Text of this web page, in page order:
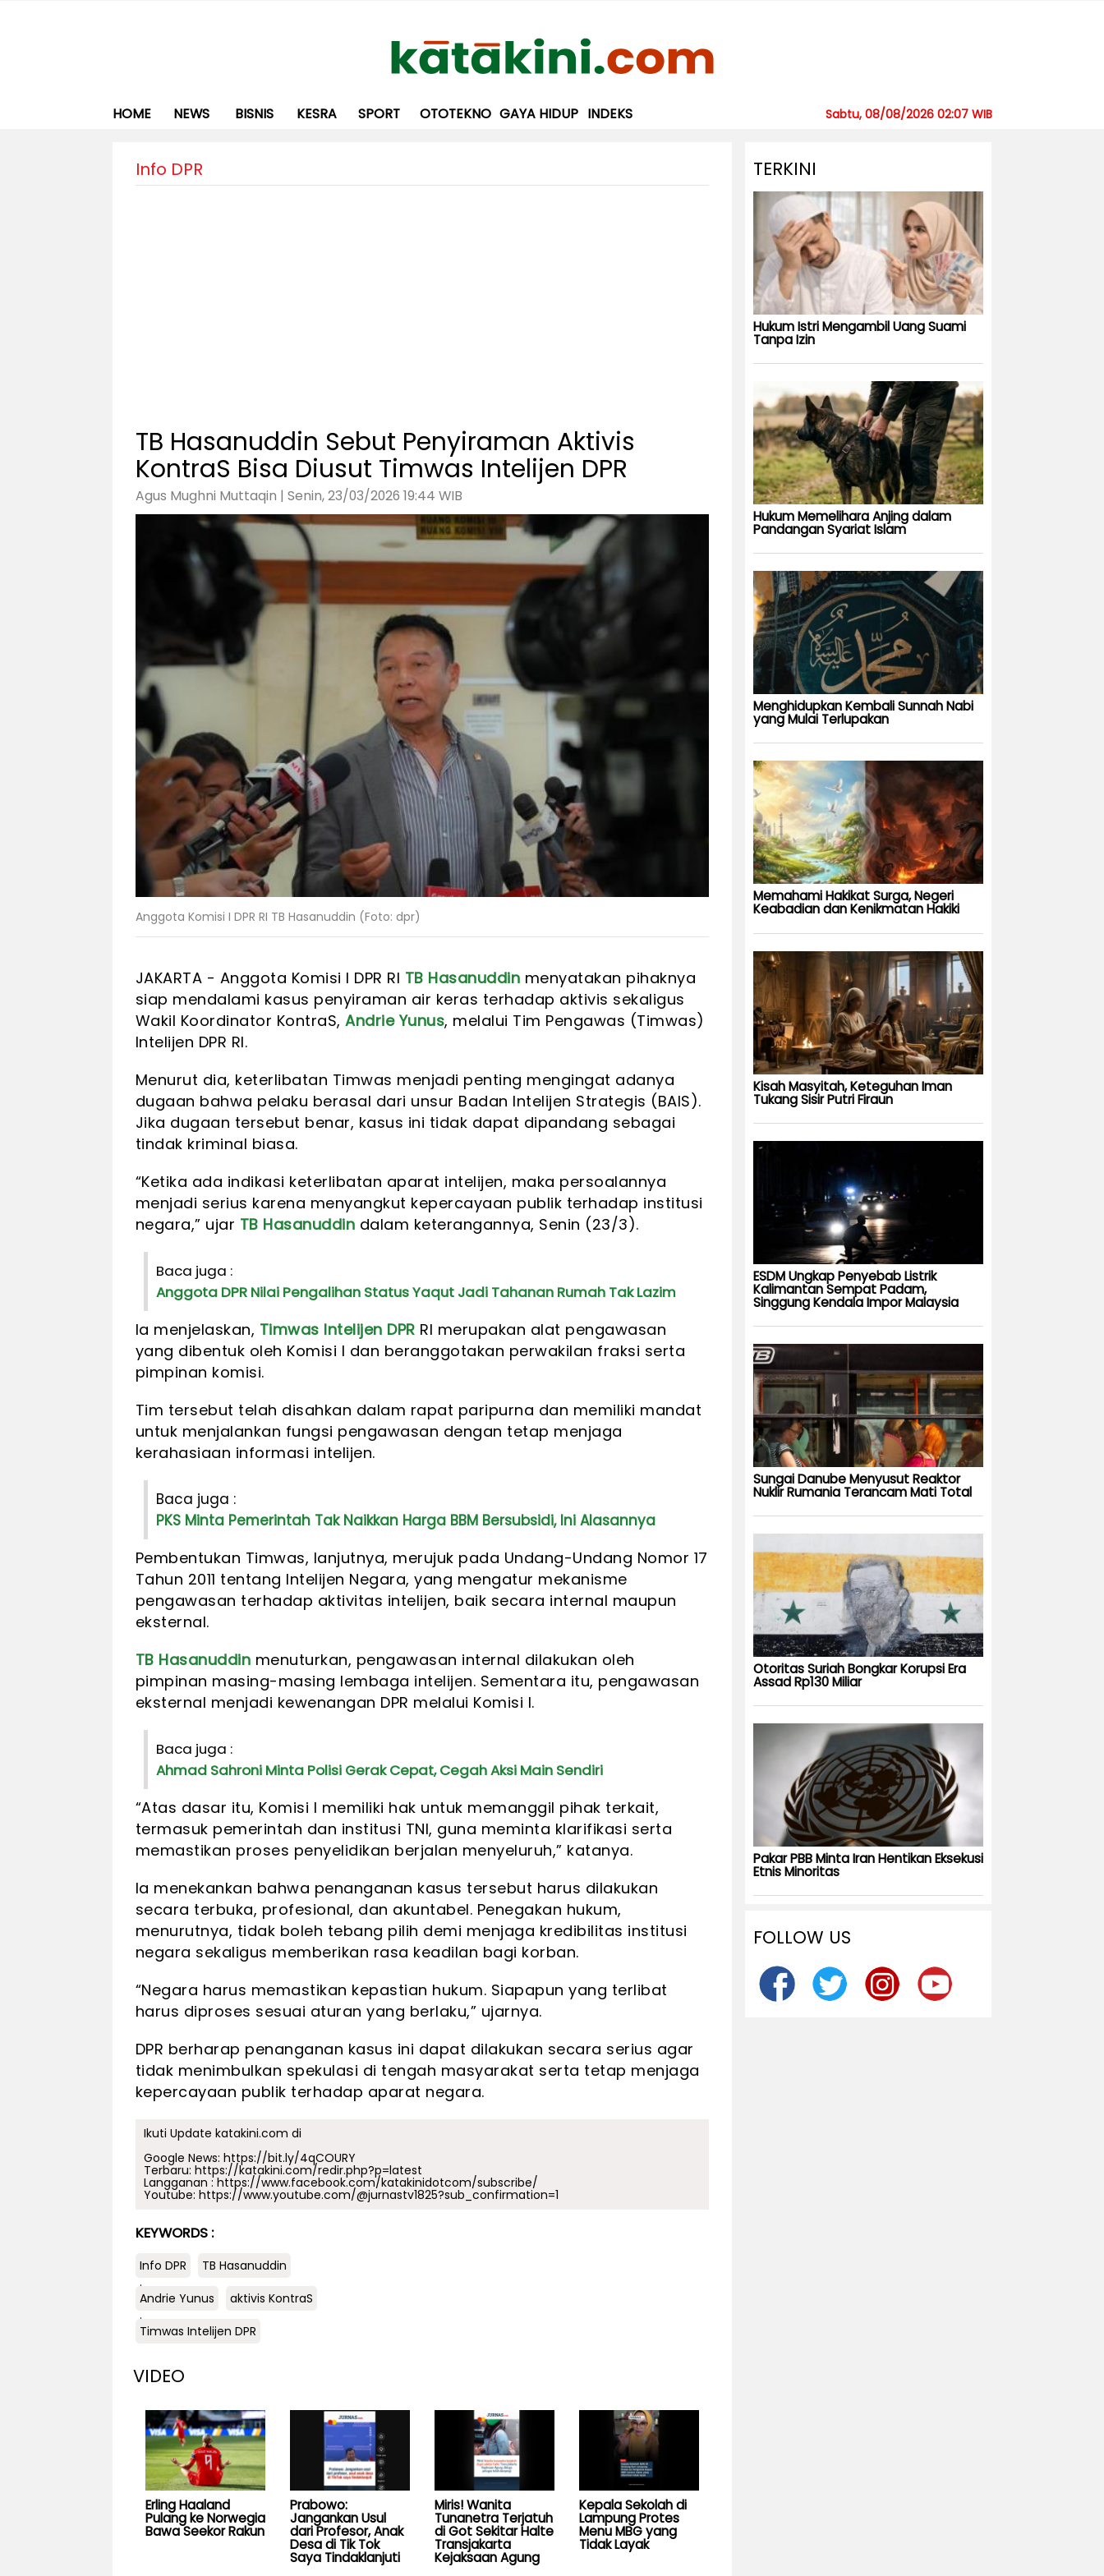
HOME NEWS BISNIS KESRA SPORT OTOTEKNO GAYA HIDUP INDEKS Sabtu, 08/08/2026 02:07 WIB
Info DPR
TB Hasanuddin Sebut Penyiraman Aktivis
KontraS Bisa Diusut Timwas Intelijen DPR
Agus Mughni Muttaqin | Senin, 23/03/2026 19:44 WIB
Anggota Komisi I DPR RI TB Hasanuddin (Foto: dpr)
JAKARTA - Anggota Komisi I DPR RI TB Hasanuddin menyatakan pihaknya
siap mendalami kasus penyiraman air keras terhadap aktivis sekaligus
Wakil Koordinator KontraS, Andrie Yunus, melalui Tim Pengawas (Timwas)
Intelijen DPR RI.
Menurut dia, keterlibatan Timwas menjadi penting mengingat adanya
dugaan bahwa pelaku berasal dari unsur Badan Intelijen Strategis (BAIS).
Jika dugaan tersebut benar, kasus ini tidak dapat dipandang sebagai
tindak kriminal biasa.
“Ketika ada indikasi keterlibatan aparat intelijen, maka persoalannya
menjadi serius karena menyangkut kepercayaan publik terhadap institusi
negara,” ujar TB Hasanuddin dalam keterangannya, Senin (23/3).
Baca juga :
Anggota DPR Nilai Pengalihan Status Yaqut Jadi Tahanan Rumah Tak Lazim
Ia menjelaskan, Timwas Intelijen DPR RI merupakan alat pengawasan
yang dibentuk oleh Komisi I dan beranggotakan perwakilan fraksi serta
pimpinan komisi.
Tim tersebut telah disahkan dalam rapat paripurna dan memiliki mandat
untuk menjalankan fungsi pengawasan dengan tetap menjaga
kerahasiaan informasi intelijen.
Baca juga :
PKS Minta Pemerintah Tak Naikkan Harga BBM Bersubsidi, Ini Alasannya
Pembentukan Timwas, lanjutnya, merujuk pada Undang-Undang Nomor 17
Tahun 2011 tentang Intelijen Negara, yang mengatur mekanisme
pengawasan terhadap aktivitas intelijen, baik secara internal maupun
eksternal.
TB Hasanuddin menuturkan, pengawasan internal dilakukan oleh
pimpinan masing-masing lembaga intelijen. Sementara itu, pengawasan
eksternal menjadi kewenangan DPR melalui Komisi I.
Baca juga :
Ahmad Sahroni Minta Polisi Gerak Cepat, Cegah Aksi Main Sendiri
“Atas dasar itu, Komisi I memiliki hak untuk memanggil pihak terkait,
termasuk pemerintah dan institusi TNI, guna meminta klarifikasi serta
memastikan proses penyelidikan berjalan menyeluruh,” katanya.
Ia menekankan bahwa penanganan kasus tersebut harus dilakukan
secara terbuka, profesional, dan akuntabel. Penegakan hukum,
menurutnya, tidak boleh tebang pilih demi menjaga kredibilitas institusi
negara sekaligus memberikan rasa keadilan bagi korban.
“Negara harus memastikan kepastian hukum. Siapapun yang terlibat
harus diproses sesuai aturan yang berlaku,” ujarnya.
DPR berharap penanganan kasus ini dapat dilakukan secara serius agar
tidak menimbulkan spekulasi di tengah masyarakat serta tetap menjaga
kepercayaan publik terhadap aparat negara.
Ikuti Update katakini.com di
Google News: https://bit.ly/4qCOURY
Terbaru: https://katakini.com/redir.php?p=latest
Langganan : https://www.facebook.com/katakinidotcom/subscribe/
Youtube: https://www.youtube.com/@jurnastv1825?sub_confirmation=1
KEYWORDS :
Info DPR
TB Hasanuddin
.
Andrie Yunus
aktivis KontraS
.
Timwas Intelijen DPR
VIDEO
Erling Haaland
Pulang ke Norwegia
Bawa Seekor Rakun
Prabowo:
Jangankan Usul
dari Profesor, Anak
Desa di Tik Tok
Saya Tindaklanjuti
Miris! Wanita
Tunanetra Terjatuh
di Got Sekitar Halte
Transjakarta
Kejaksaan Agung
Kepala Sekolah di
Lampung Protes
Menu MBG yang
Tidak Layak
TERKINI
Hukum Istri Mengambil Uang Suami
Tanpa Izin
Hukum Memelihara Anjing dalam
Pandangan Syariat Islam
Menghidupkan Kembali Sunnah Nabi
yang Mulai Terlupakan
Memahami Hakikat Surga, Negeri
Keabadian dan Kenikmatan Hakiki
Kisah Masyitah, Keteguhan Iman
Tukang Sisir Putri Firaun
ESDM Ungkap Penyebab Listrik
Kalimantan Sempat Padam,
Singgung Kendala Impor Malaysia
Sungai Danube Menyusut Reaktor
Nuklir Rumania Terancam Mati Total
Otoritas Suriah Bongkar Korupsi Era
Assad Rp130 Miliar
Pakar PBB Minta Iran Hentikan Eksekusi
Etnis Minoritas
FOLLOW US